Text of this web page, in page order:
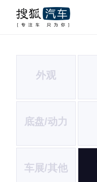
外观
底盘/动力
车展/其他